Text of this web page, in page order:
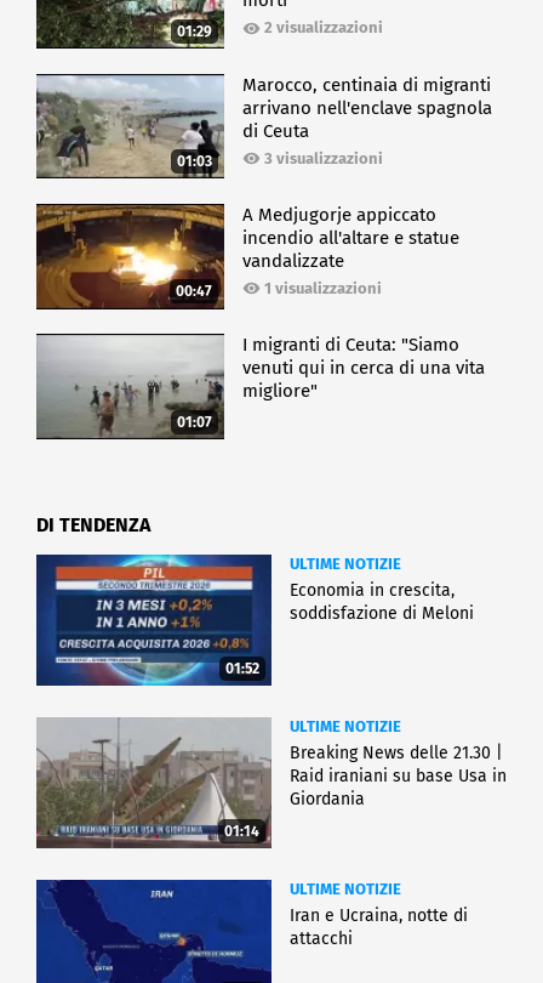
01:29 2 visualizzazioni
01:03
Marocco, centinaia di migranti
arrivano nell'enclave spagnola
di Ceuta
3 visualizzazioni
00:47
A Medjugorje appiccato
incendio all'altare e statue
vandalizzate
1 visualizzazioni
01:07
I migranti di Ceuta: "Siamo
venuti qui in cerca di una vita
migliore"
DI TENDENZA
01:52
ULTIME NOTIZIE
Economia in crescita,
soddisfazione di Meloni
01:14
ULTIME NOTIZIE
Breaking News delle 21.30 |
Raid iraniani su base Usa in
Giordania
ULTIME NOTIZIE
Iran e Ucraina, notte di
attacchi